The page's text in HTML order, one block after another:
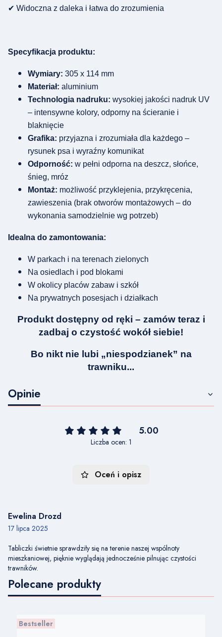
✔ Widoczna z daleka i łatwa do zrozumienia
Specyfikacja produktu:
Wymiary: 305 x 114 mm
Materiał: aluminium
Technologia nadruku: wysokiej jakości nadruk UV
– intensywne kolory, odporny na ścieranie i
blaknięcie
Grafika: przyjazna i zrozumiała dla każdego –
rysunek psa i wyraźny komunikat
Odporność: w pełni odporna na deszcz, słońce,
śnieg, mróz
Montaż: możliwość przyklejenia, przykręcenia,
zawieszenia (brak otworów montażowych – do
wykonania samodzielnie wg potrzeb)
Idealna do zamontowania:
W parkach i na terenach zielonych
Na osiedlach i pod blokami
W okolicy placów zabaw i szkół
Na prywatnych posesjach i działkach
Produkt dostępny od ręki – zamów teraz i
zadbaj o czystość wokół siebie!
Bo nikt nie lubi „niespodzianek” na
trawniku...
Opinie
5.00
Liczba ocen: 1
Oceń i opisz
Ewelina Drozd
17 lipca 2025
Tabliczki świetnie sprawdziły się na terenie naszej wspólnoty
mieszkaniowej, pięknie wyglądają jednocześnie pilnując czystości
trawników.
Polecane produkty
Bestseller